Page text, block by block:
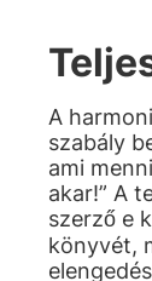
A
szabály
ami
akar!” A
szerző e
könyvét,